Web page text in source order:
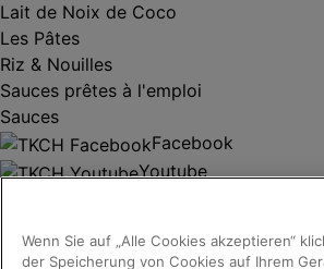
Lait de Noix de Coco
Les Pâtes
Riz & Nouilles
Sauces prêtes à l'emploi
Sauces
Facebook
Youtube
Règles de confidentialité
Wenn Sie auf „Alle Cookies akzeptieren“
der Speicherung von Cookies auf Ihrem